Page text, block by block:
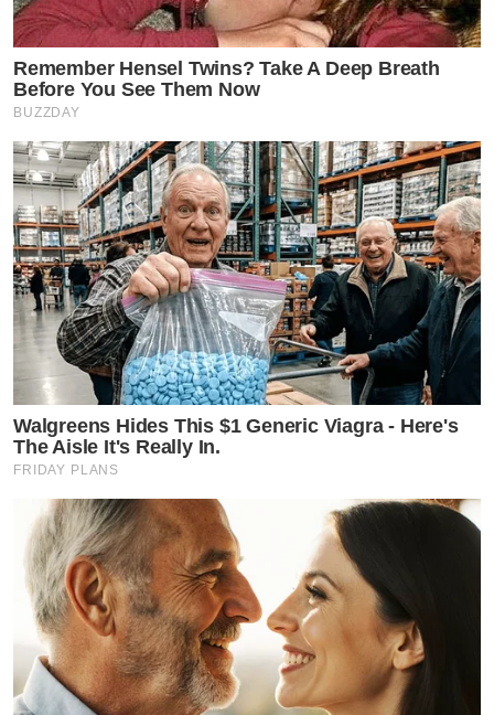
Remember Hensel Twins? Take A Deep Breath
Before You See Them Now
BUZZDAY
Walgreens Hides This $1 Generic Viagra - Here's
The Aisle It's Really In.
FRIDAY PLANS